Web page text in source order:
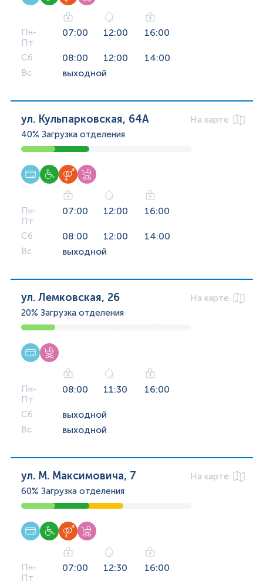
Пн-
Пт
07:00 12:00 16:00
Сб 08:00 12:00 14:00
Вс выходной
ул. Кульпарковская, 64А
На карте
40% Загрузка отделения
Пн-
Пт
07:00 12:00 16:00
Сб 08:00 12:00 14:00
Вс выходной
ул. Лемковская, 26
На карте
20% Загрузка отделения
Пн-
Пт
08:00 11:30 16:00
Сб выходной
Вс выходной
ул. М. Максимовича, 7
На карте
60% Загрузка отделения
Пн-
Пт
07:00 12:30 16:00